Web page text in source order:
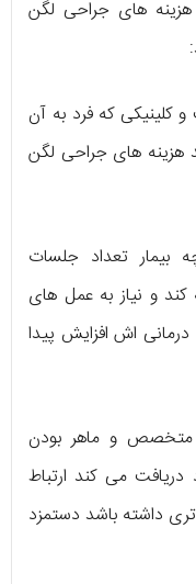
های جراحی لگن
که فرد به آن
هزینه های جراحی لگن
بیمار تعداد جلسات
و نیاز به عمل های
اش افزایش پیدا
و ماهر بودن
دریافت می کند ارتباط
داشته باشد دستمزد